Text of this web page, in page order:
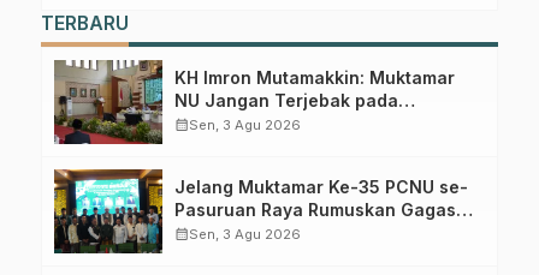
TERBARU
KH Imron Mutamakkin: Muktamar
NU Jangan Terjebak pada
Perebutan Kursi Ketua Umum
calendar_monthSen, 3 Agu 2026
Jelang Muktamar Ke-35 PCNU se-
Pasuruan Raya Rumuskan Gagasan
Transformasi Gerakan NU Menuju
calendar_monthSen, 3 Agu 2026